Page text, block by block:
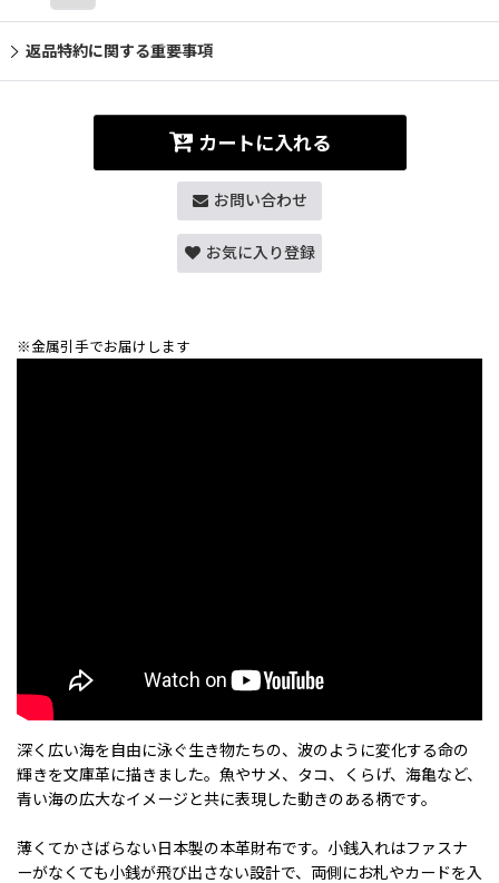
返品特約に関する重要事項
カートに入れる
お問い合わせ
お気に入り登録
※金属引手でお届けします
深く広い海を自由に泳ぐ生き物たちの、波のように変化する命の
輝きを文庫革に描きました。魚やサメ、タコ、くらげ、海亀など、
青い海の広大なイメージと共に表現した動きのある柄です。
薄くてかさばらない日本製の本革財布です。小銭入れはファスナ
ーがなくても小銭が飛び出さない設計で、両側にお札やカードを入